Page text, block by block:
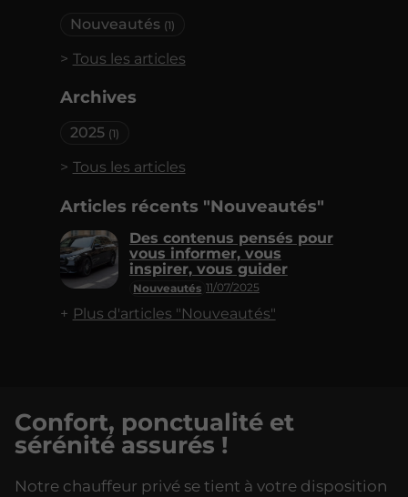
Nouveautés (1)
Tous les articles
Archives
2025 (1)
Tous les articles
Articles récents "Nouveautés"
Nouveautés 11/07/2025
Des contenus pensés pour
vous informer, vous
inspirer, vous guider
Plus d'articles "Nouveautés"
Confort, ponctualité et
sérénité assurés !
Notre chauffeur privé se tient à votre disposition